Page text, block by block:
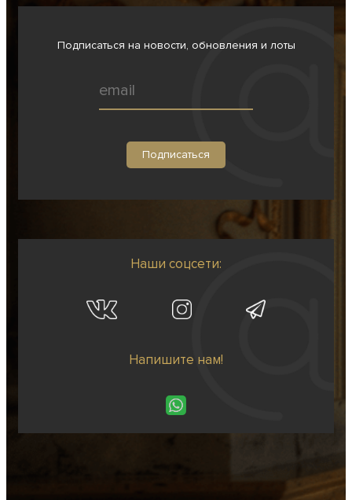
Подписаться на новости, обновления и лоты
Наши соцсети:
Напишите нам!